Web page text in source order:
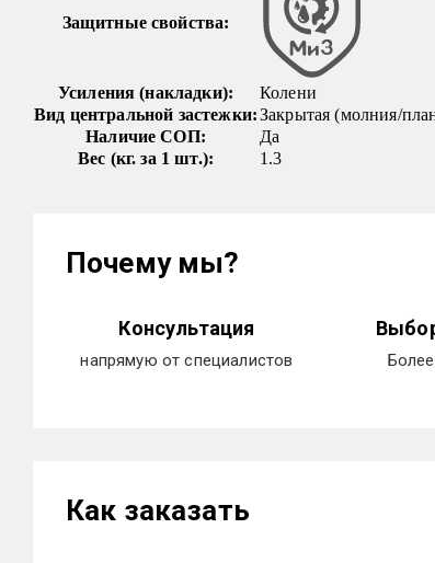
Защитные свойства:
Усиления (накладки):
Колени
Вид центральной застежки:Закрытая (молния/
Наличие СОП:
Да
Вес (кг. за 1 шт.):
1.3
Почему мы?
Консультация
напрямую от специалистов
Как заказать